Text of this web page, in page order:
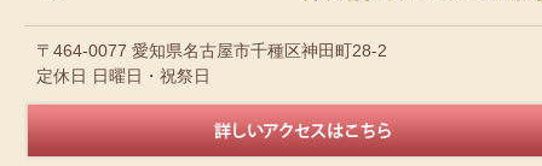
〒464-0077 愛知県名古屋市千種区神田町28-2
定休日 日曜日・祝祭日